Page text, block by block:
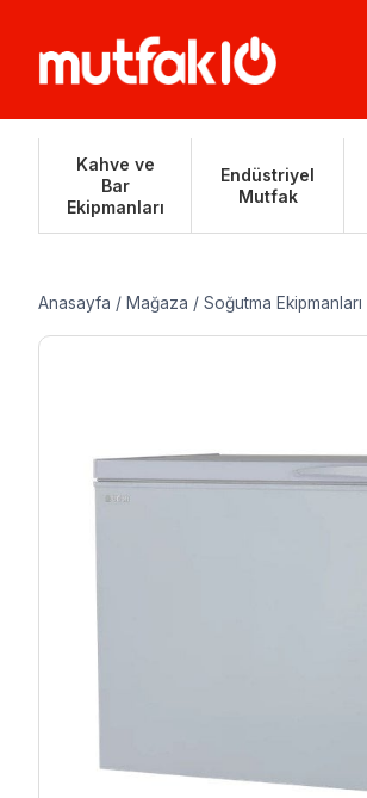
Kahve ve
Bar
Ekipmanları
Endüstriyel
Mutfak
Anasayfa / Mağaza / Soğutma Ekipmanları